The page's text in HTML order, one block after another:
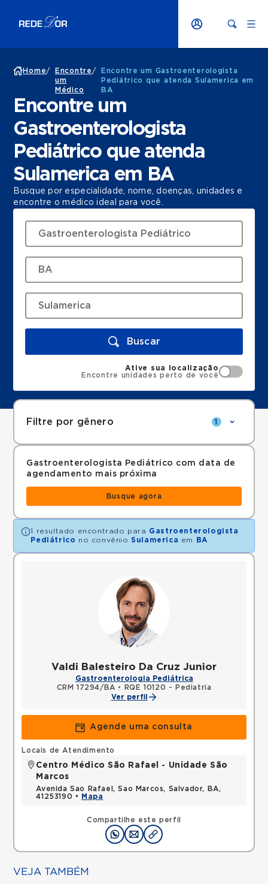
Home/
Encontre
um
Médico
/
Encontre um Gastroenterologista
Pediátrico que atenda Sulamerica em
BA
Encontre um
Gastroenterologista
Pediátrico que atenda
Sulamerica em BA
Busque por especialidade, nome, doenças, unidades e
encontre o médico ideal para você.
Buscar
Ative sua localização
Encontre unidades perto de você
Filtre por gênero 1
Gastroenterologista Pediátrico com data de
agendamento mais próxima
Busque agora
1 resultado encontrado para Gastroenterologista
Pediátrico no convênio Sulamerica em BA
Valdi Balesteiro Da Cruz Junior
Gastroenterologia Pediátrica
CRM 17294/BA •
RQE 10120 - Pediatria
Ver perfil
Agende uma consulta
Compartilhe este perfil
Locais de Atendimento
Centro Médico São Rafael - Unidade São
Marcos
Avenida Sao Rafael, Sao Marcos, Salvador, BA,
41253190 •
Mapa
VEJA TAMBÉM